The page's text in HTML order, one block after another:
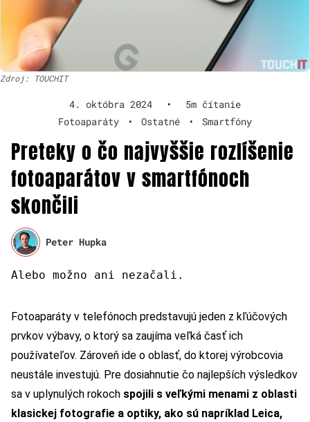
Zdroj: TOUCHIT
4. októbra 2024 •
5m čítanie
Fotoaparáty
• Ostatné • Smartfóny
Preteky o čo najvyššie rozlíšenie
fotoaparátov v smartfónoch
skončili
Peter Hupka
Alebo možno ani nezačali.
Fotoaparáty v telefónoch predstavujú jeden z kľúčových
prvkov výbavy, o ktorý sa zaujíma veľká časť ich
používateľov. Zároveň ide o oblasť, do ktorej výrobcovia
neustále investujú. Pre dosiahnutie čo najlepších výsledkov
sa v uplynulých rokoch spojili s veľkými menami z oblasti
klasickej fotografie a optiky, ako sú napríklad Leica,